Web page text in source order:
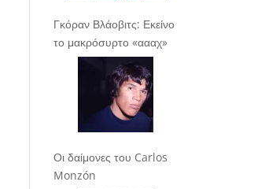
Γκόραν Βλάοβιτς: Εκείνο
το μακρόσυρτο «αααχ»
Οι δαίμονες του Carlos
Monzón